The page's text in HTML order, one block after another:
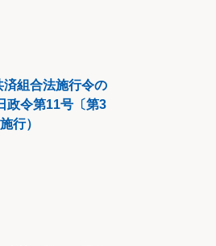
済組合法施行令の
政令第11号〔第3
行）